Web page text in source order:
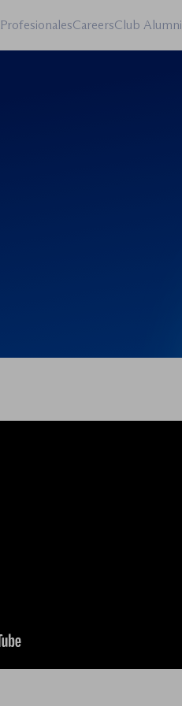
ProfesionalesCareersClub Alumni